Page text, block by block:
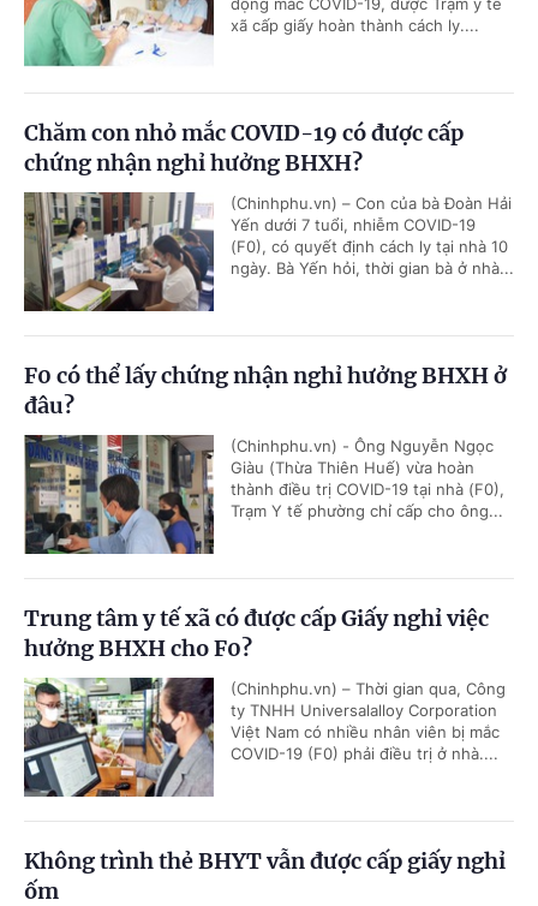
xã cấp giấy hoàn thành cách ly....
Chăm con nhỏ mắc COVID-19 có được cấp
chứng nhận nghỉ hưởng BHXH?
(Chinhphu.vn) – Con của bà Đoàn Hải
Yến dưới 7 tuổi, nhiễm COVID-19
(F0), có quyết định cách ly tại nhà 10
ngày. Bà Yến hỏi, thời gian bà ở nhà...
F0 có thể lấy chứng nhận nghỉ hưởng BHXH ở
đâu?
(Chinhphu.vn) - Ông Nguyễn Ngọc
Giàu (Thừa Thiên Huế) vừa hoàn
thành điều trị COVID-19 tại nhà (F0),
Trạm Y tế phường chỉ cấp cho ông...
Trung tâm y tế xã có được cấp Giấy nghỉ việc
hưởng BHXH cho F0?
(Chinhphu.vn) – Thời gian qua, Công
ty TNHH Universalalloy Corporation
Việt Nam có nhiều nhân viên bị mắc
COVID-19 (F0) phải điều trị ở nhà....
Không trình thẻ BHYT vẫn được cấp giấy nghỉ
ốm